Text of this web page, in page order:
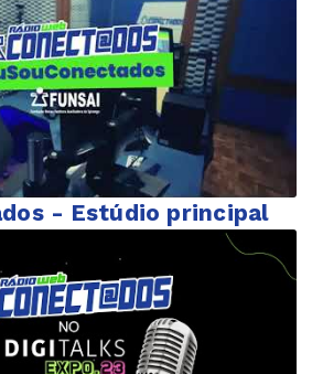
- Estúdio principal